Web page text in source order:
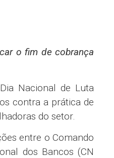
o fim de cobrança
Nacional de Luta
contra a prática de
do setor.
entre o Comando
dos Bancos (CN